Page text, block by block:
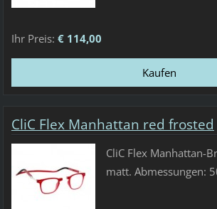
Ihr Preis: € 114,00
CliC Flex Manhattan red frosted
CliC Flex Manhattan-
matt. Abmessungen: